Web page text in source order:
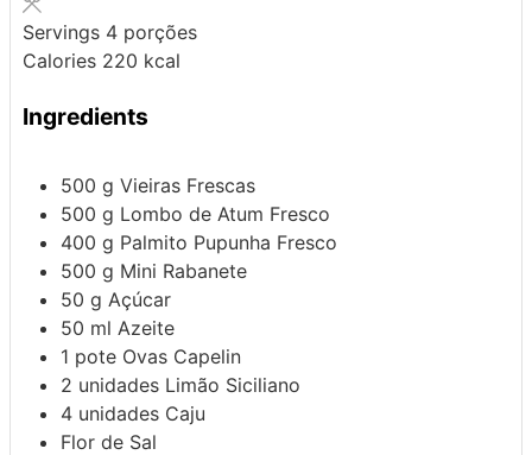
Servings 4 porções
Calories 220 kcal
Ingredients
500 g Vieiras Frescas
500 g Lombo de Atum Fresco
400 g Palmito Pupunha Fresco
500 g Mini Rabanete
50 g Açúcar
50 ml Azeite
1 pote Ovas Capelin
2 unidades Limão Siciliano
4 unidades Caju
Flor de Sal